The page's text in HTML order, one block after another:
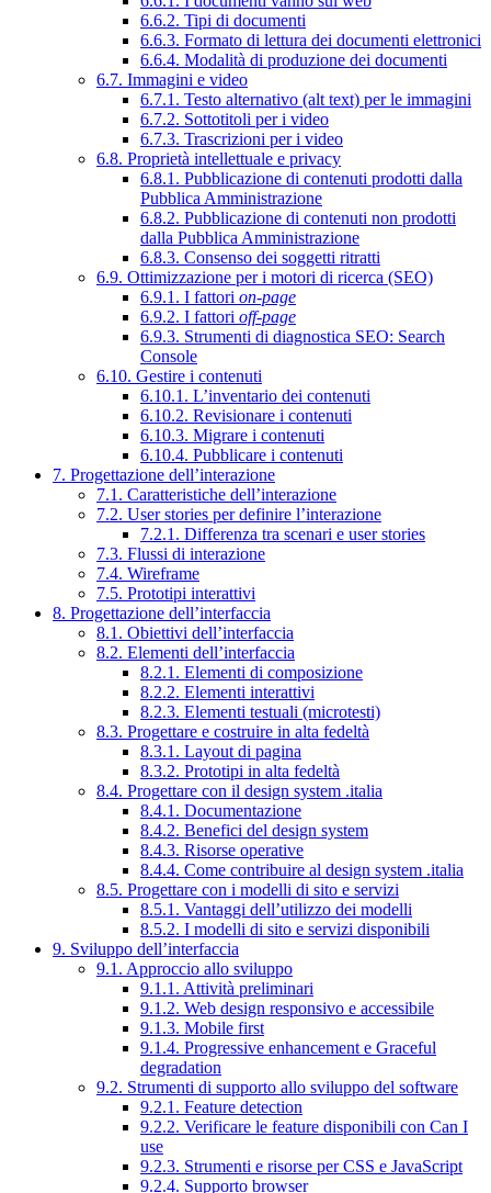
6.6.2. Tipi di documenti
6.6.3. Formato di lettura dei documenti elettronici
6.6.4. Modalità di produzione dei documenti
6.7. Immagini e video
6.7.1. Testo alternativo (alt text) per le immagini
6.7.2. Sottotitoli per i video
6.7.3. Trascrizioni per i video
6.8. Proprietà intellettuale e privacy
6.8.1. Pubblicazione di contenuti prodotti dalla
Pubblica Amministrazione
6.8.2. Pubblicazione di contenuti non prodotti
dalla Pubblica Amministrazione
6.8.3. Consenso dei soggetti ritratti
6.9. Ottimizzazione per i motori di ricerca (SEO)
6.9.1. I fattori on-page
6.9.2. I fattori off-page
6.9.3. Strumenti di diagnostica SEO: Search
Console
6.10. Gestire i contenuti
6.10.1. L’inventario dei contenuti
6.10.2. Revisionare i contenuti
6.10.3. Migrare i contenuti
6.10.4. Pubblicare i contenuti
7. Progettazione dell’interazione
7.1. Caratteristiche dell’interazione
7.2. User stories per definire l’interazione
7.2.1. Differenza tra scenari e user stories
7.3. Flussi di interazione
7.4. Wireframe
7.5. Prototipi interattivi
8. Progettazione dell’interfaccia
8.1. Obiettivi dell’interfaccia
8.2. Elementi dell’interfaccia
8.2.1. Elementi di composizione
8.2.2. Elementi interattivi
8.2.3. Elementi testuali (microtesti)
8.3. Progettare e costruire in alta fedeltà
8.3.1. Layout di pagina
8.3.2. Prototipi in alta fedeltà
8.4. Progettare con il design system .italia
8.4.1. Documentazione
8.4.2. Benefici del design system
8.4.3. Risorse operative
8.4.4. Come contribuire al design system .italia
8.5. Progettare con i modelli di sito e servizi
8.5.1. Vantaggi dell’utilizzo dei modelli
8.5.2. I modelli di sito e servizi disponibili
9. Sviluppo dell’interfaccia
9.1. Approccio allo sviluppo
9.1.1. Attività preliminari
9.1.2. Web design responsivo e accessibile
9.1.3. Mobile first
9.1.4. Progressive enhancement e Graceful
degradation
9.2. Strumenti di supporto allo sviluppo del software
9.2.1. Feature detection
9.2.2. Verificare le feature disponibili con Can I
use
9.2.3. Strumenti e risorse per CSS e JavaScript
9.2.4. Supporto browser